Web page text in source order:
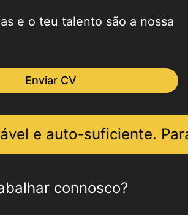
e o teu talento são a nossa
Enviar CV
suficiente. Para que
connosco?